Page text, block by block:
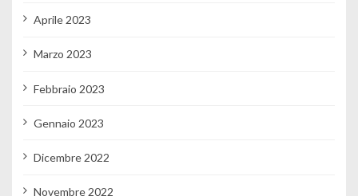
Aprile 2023
Marzo 2023
Febbraio 2023
Gennaio 2023
Dicembre 2022
Novembre 2022